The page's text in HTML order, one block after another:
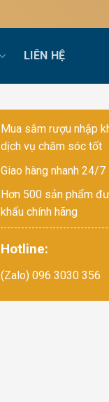
LIÊN HỆ
Mua sắm rượu nhập
dịch vụ chăm sóc tốt
Giao hàng nhanh 24/7
Hơn 500 sản phẩm
khẩu chính hãng
Hotline:
(Zalo) 096 3030 356